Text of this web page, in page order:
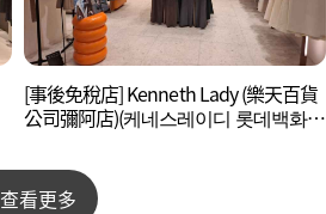
[事後免稅店] Kenneth Lady (樂天百貨
公司彌阿店)(케네스레이디 롯데백화점
查看更多